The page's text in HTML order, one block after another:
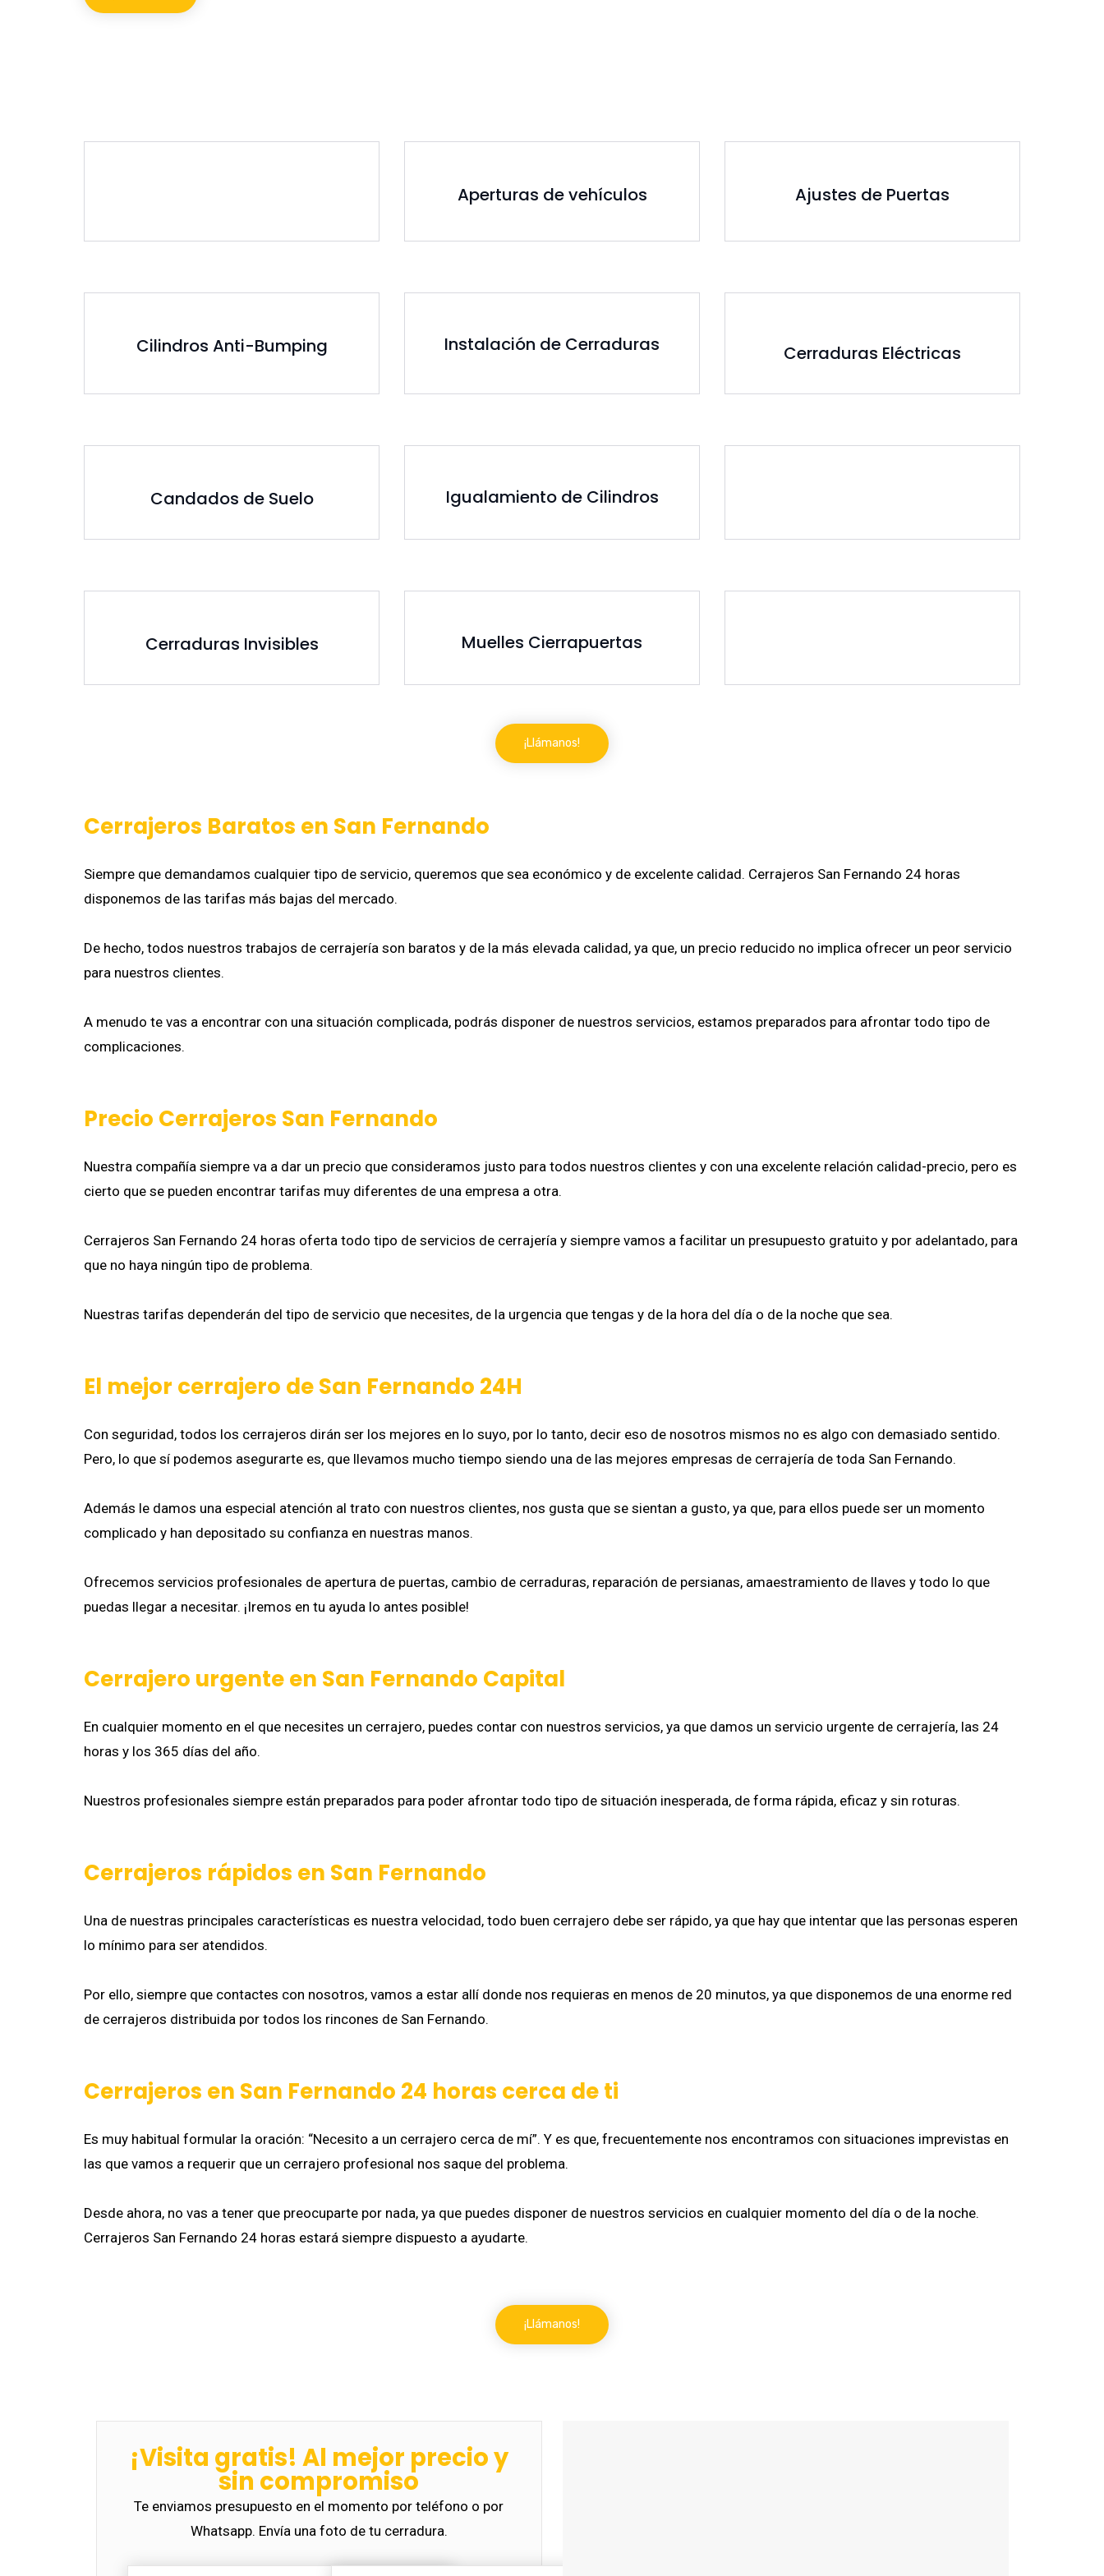
Aperturas de vehículos Ajustes de Puertas
Cilindros Anti-Bumping Instalación de Cerraduras Cerraduras Eléctricas
Candados de Suelo Igualamiento de Cilindros
Cerraduras Invisibles Muelles Cierrapuertas
¡Llámanos!
Cerrajeros Baratos en San Fernando
Siempre que demandamos cualquier tipo de servicio, queremos que sea económico y de excelente calidad. Cerrajeros San Fernando 24 horas
disponemos de las tarifas más bajas del mercado.
De hecho, todos nuestros trabajos de cerrajería son baratos y de la más elevada calidad, ya que, un precio reducido no implica ofrecer un peor servicio
para nuestros clientes.
A menudo te vas a encontrar con una situación complicada, podrás disponer de nuestros servicios, estamos preparados para afrontar todo tipo de
complicaciones.
Precio Cerrajeros San Fernando
Nuestra compañía siempre va a dar un precio que consideramos justo para todos nuestros clientes y con una excelente relación calidad-precio, pero es
cierto que se pueden encontrar tarifas muy diferentes de una empresa a otra.
Cerrajeros San Fernando 24 horas oferta todo tipo de servicios de cerrajería y siempre vamos a facilitar un presupuesto gratuito y por adelantado, para
que no haya ningún tipo de problema.
Nuestras tarifas dependerán del tipo de servicio que necesites, de la urgencia que tengas y de la hora del día o de la noche que sea.
El mejor cerrajero de San Fernando 24H
Con seguridad, todos los cerrajeros dirán ser los mejores en lo suyo, por lo tanto, decir eso de nosotros mismos no es algo con demasiado sentido.
Pero, lo que sí podemos asegurarte es, que llevamos mucho tiempo siendo una de las mejores empresas de cerrajería de toda San Fernando.
Además le damos una especial atención al trato con nuestros clientes, nos gusta que se sientan a gusto, ya que, para ellos puede ser un momento
complicado y han depositado su confianza en nuestras manos.
Ofrecemos servicios profesionales de apertura de puertas, cambio de cerraduras, reparación de persianas, amaestramiento de llaves y todo lo que
puedas llegar a necesitar. ¡Iremos en tu ayuda lo antes posible!
Cerrajero urgente en San Fernando Capital
En cualquier momento en el que necesites un cerrajero, puedes contar con nuestros servicios, ya que damos un servicio urgente de cerrajería, las 24
horas y los 365 días del año.
Nuestros profesionales siempre están preparados para poder afrontar todo tipo de situación inesperada, de forma rápida, eficaz y sin roturas.
Cerrajeros rápidos en San Fernando
Una de nuestras principales características es nuestra velocidad, todo buen cerrajero debe ser rápido, ya que hay que intentar que las personas esperen
lo mínimo para ser atendidos.
Por ello, siempre que contactes con nosotros, vamos a estar allí donde nos requieras en menos de 20 minutos, ya que disponemos de una enorme red
de cerrajeros distribuida por todos los rincones de San Fernando.
Cerrajeros en San Fernando 24 horas cerca de ti
Es muy habitual formular la oración: “Necesito a un cerrajero cerca de mí”. Y es que, frecuentemente nos encontramos con situaciones imprevistas en
las que vamos a requerir que un cerrajero profesional nos saque del problema.
Desde ahora, no vas a tener que preocuparte por nada, ya que puedes disponer de nuestros servicios en cualquier momento del día o de la noche.
Cerrajeros San Fernando 24 horas estará siempre dispuesto a ayudarte.
¡Llámanos!
¡Visita gratis! Al mejor precio y
sin compromiso
Te enviamos presupuesto en el momento por teléfono o por
Whatsapp. Envía una foto de tu cerradura.